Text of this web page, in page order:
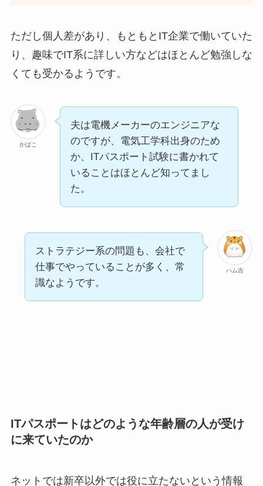
ただし個人差があり、もともとIT企業で働いていた
り、趣味でIT系に詳しい方などはほとんど勉強しな
くても受かるようです。
かばこ
夫は電機メーカーのエンジニアな
のですが、電気工学科出身のため
か、ITパスポート試験に書かれて
いることはほとんど知ってまし
た。
ハム吉
ストラテジー系の問題も、会社で
仕事でやっていることが多く、常
識なようです。
ITパスポートはどのような年齢層の人が受け
に来ていたのか
ネットでは新卒以外では役に立たないという情報